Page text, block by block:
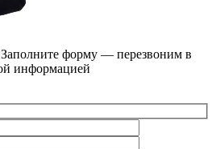
Заполните форму — перезвоним в
информацией